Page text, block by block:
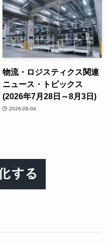
物流・ロジスティクス関連
ニュース・トピックス
(2026年7月28日～8月3日)
2026-08-04